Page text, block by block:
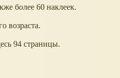
более 60 наклеек.
возраста.
94 страницы.